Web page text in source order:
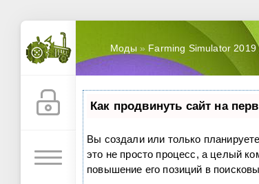
Моды» Farming Simulator 2019
Как продвинуть сайт на
Вы создали или только
это не просто процесс, а целый
повышение его позиций в